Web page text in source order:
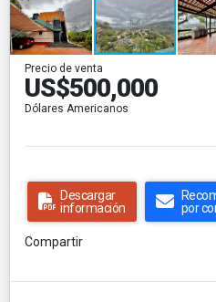
Precio de venta
US$500,000
Dólares Americanos
Descargar
información
por
Compartir